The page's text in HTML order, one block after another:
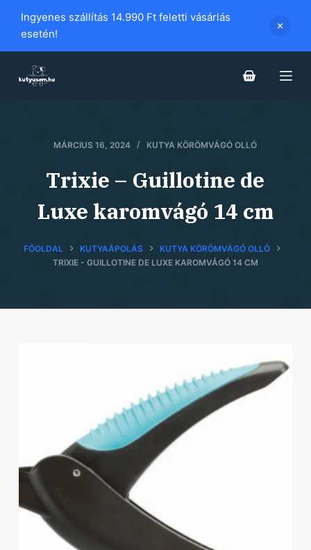
i
Ingyenes szállítás 14.990 Ft feletti vásárlás
esetén!
MÁRCIUS 16, 2024 KUTYA KÖRÖMVÁGÓ OLLÓ
Trixie – Guillotine de
Luxe karomvágó 14 cm
FŐOLDAL KUTYAÁPOLÁS
KUTYA KÖRÖMVÁGÓ OLLÓ
TRIXIE - GUILLOTINE DE LUXE KAROMVÁGÓ 14 CM